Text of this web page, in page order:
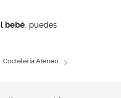
bebé, puedes
Coctelería Ateneo